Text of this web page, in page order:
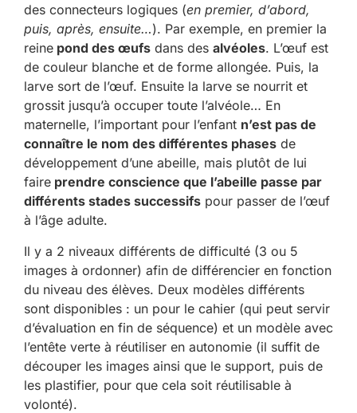
des connecteurs logiques (en premier, d’abord,
puis, après, ensuite…). Par exemple, en premier la
reine pond des œufs dans des alvéoles. L’œuf est
de couleur blanche et de forme allongée. Puis, la
larve sort de l’œuf. Ensuite la larve se nourrit et
grossit jusqu’à occuper toute l’alvéole… En
maternelle, l’important pour l’enfant n’est pas de
connaître le nom des différentes phases de
développement d’une abeille, mais plutôt de lui
faire prendre conscience que l’abeille passe par
différents stades successifs pour passer de l’œuf
à l’âge adulte.
Il y a 2 niveaux différents de difficulté (3 ou 5
images à ordonner) afin de différencier en fonction
du niveau des élèves. Deux modèles différents
sont disponibles : un pour le cahier (qui peut servir
d’évaluation en fin de séquence) et un modèle avec
l’entête verte à réutiliser en autonomie (il suffit de
découper les images ainsi que le support, puis de
les plastifier, pour que cela soit réutilisable à
volonté).